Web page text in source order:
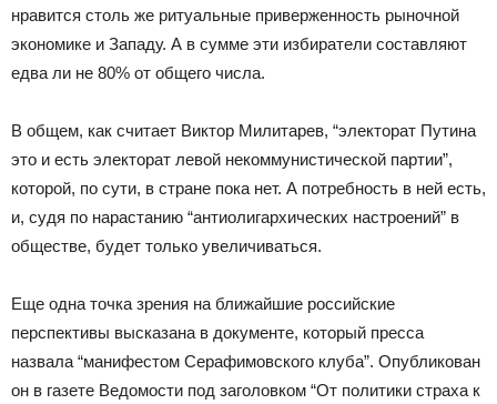
нравится столь же ритуальные приверженность рыночной
экономике и Западу. А в сумме эти избиратели составляют
едва ли не 80% от общего числа.
В общем, как считает Виктор Милитарев, “электорат Путина
это и есть электорат левой некоммунистической партии”,
которой, по сути, в стране пока нет. А потребность в ней есть,
и, судя по нарастанию “антиолигархических настроений” в
обществе, будет только увеличиваться.
Еще одна точка зрения на ближайшие российские
перспективы высказана в документе, который пресса
назвала “манифестом Серафимовского клуба”. Опубликован
он в газете Ведомости под заголовком “От политики страха к